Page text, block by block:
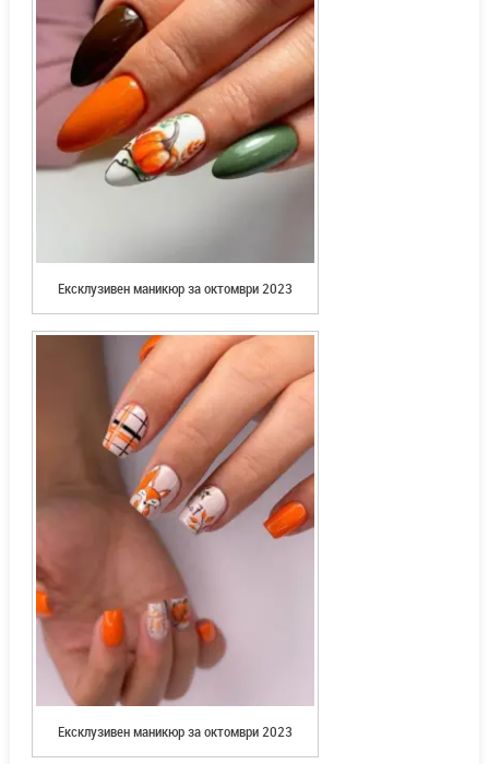
Ексклузивен маникюр за октомври 2023
Ексклузивен маникюр за октомври 2023